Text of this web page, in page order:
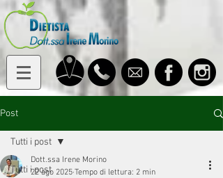
Post
Tutti i post
Tutti i post
Dott.ssa Irene Morino
22 ago 2025 Tempo di lettura: 2 min